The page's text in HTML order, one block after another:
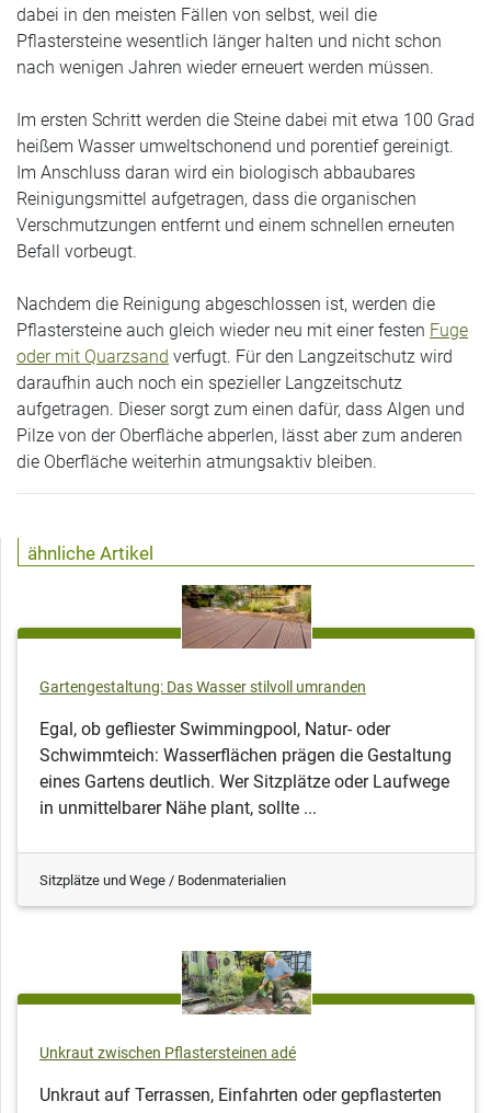
dabei in den meisten Fällen von selbst, weil die
Pflastersteine wesentlich länger halten und nicht schon
nach wenigen Jahren wieder erneuert werden müssen.
Im ersten Schritt werden die Steine dabei mit etwa 100 Grad
heißem Wasser umweltschonend und porentief gereinigt.
Im Anschluss daran wird ein biologisch abbaubares
Reinigungsmittel aufgetragen, dass die organischen
Verschmutzungen entfernt und einem schnellen erneuten
Befall vorbeugt.
Nachdem die Reinigung abgeschlossen ist, werden die
Pflastersteine auch gleich wieder neu mit einer festen Fuge
oder mit Quarzsand verfugt. Für den Langzeitschutz wird
daraufhin auch noch ein spezieller Langzeitschutz
aufgetragen. Dieser sorgt zum einen dafür, dass Algen und
Pilze von der Oberfläche abperlen, lässt aber zum anderen
die Oberfläche weiterhin atmungsaktiv bleiben.
ähnliche Artikel
Gartengestaltung: Das Wasser stilvoll umranden
Egal, ob gefliester Swimmingpool, Natur- oder
Schwimmteich: Wasserflächen prägen die Gestaltung
eines Gartens deutlich. Wer Sitzplätze oder Laufwege
in unmittelbarer Nähe plant, sollte ...
Sitzplätze und Wege / Bodenmaterialien
Unkraut zwischen Pflastersteinen adé
Unkraut auf Terrassen, Einfahrten oder gepflasterten